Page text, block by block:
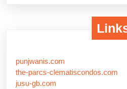
punjwanis.com
the-parcs-clematiscondos.com
jusu-gb.com